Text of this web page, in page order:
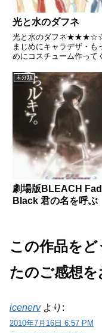
光と水のダフネ
光と水のダフネ
まじめにキャラデザ・も
めにコスチューム作って
し、あの水着みたいなコ
ムはなんなんだ（苦笑）
お尻まるだし、人物によ
ミ乳どころではないコス
ム...
未分類
劇場版BLEACH
Black 君の名を呼ぶ
この作品を
たのご感想
icenerv より:
2010年7月16日 6:57 PM